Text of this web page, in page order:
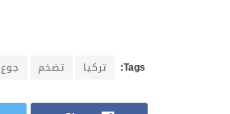
Tags: تركيا تضخم جوع